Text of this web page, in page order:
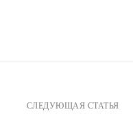
СЛЕДУЮЩАЯ СТАТЬЯ